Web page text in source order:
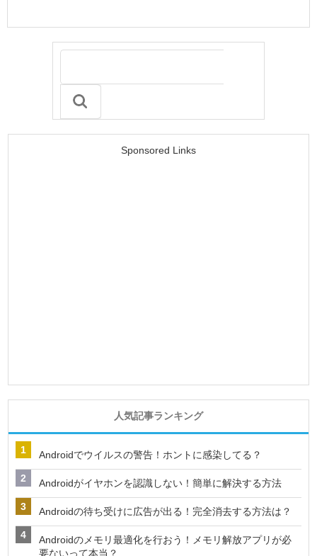
Sponsored Links
人気記事ランキング
Androidでウイルスの警告！ホントに感染してる？
Androidがイヤホンを認識しない！簡単に解決する方法
Androidの待ち受けに広告が出る！完全消去する方法は？
Androidのメモリ最適化を行おう！メモリ解放アプリが必
要ないって本当？